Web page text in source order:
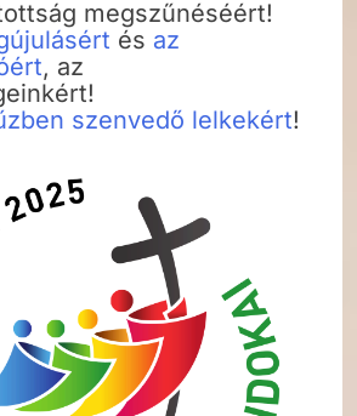
megszűnéséért!
és az
, az
szenvedő lelkekért!